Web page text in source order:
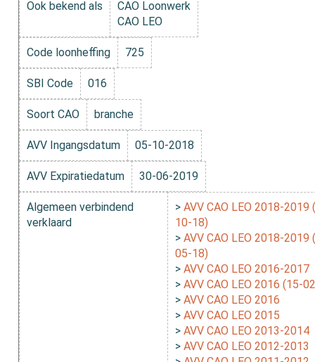
Ook bekend als
CAO Loonwerk
CAO LEO
Code loonheffing 725
SBI Code 016
Soort CAO branche
AVV Ingangsdatum 05-10-2018
AVV Expiratiedatum 30-06-2019
Algemeen verbindend
verklaard
>AVV CAO LEO 2018-2019
10-18)
>AVV CAO LEO 2018-2019
05-18)
>AVV CAO LEO 2016-2017
>AVV CAO LEO 2016 (15-
>AVV CAO LEO 2016
>AVV CAO LEO 2015
>AVV CAO LEO 2013-2014
>AVV CAO LEO 2012-2013